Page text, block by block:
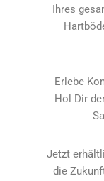
Ihres
Erlebe
Hol Dir
Jetzt
die